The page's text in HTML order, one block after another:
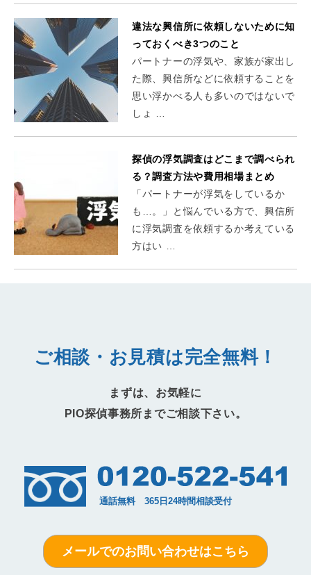
違法な興信所に依頼しないために知
っておくべき3つのこと
パートナーの浮気や、家族が家出し
た際、興信所などに依頼することを
思い浮かべる人も多いのではないで
しょ …
探偵の浮気調査はどこまで調べられ
る？調査方法や費用相場まとめ
「パートナーが浮気をしているか
も…。」と悩んでいる方で、興信所
に浮気調査を依頼するか考えている
方はい …
ご相談・お見積は完全無料！
まずは、お気軽に
PIO探偵事務所までご相談下さい。
メールでのお問い合わせはこちら